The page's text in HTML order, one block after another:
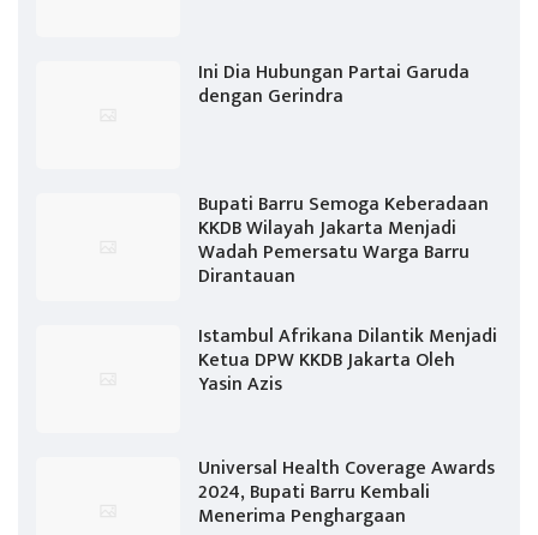
Ini Dia Hubungan Partai Garuda
dengan Gerindra
Bupati Barru Semoga Keberadaan
KKDB Wilayah Jakarta Menjadi
Wadah Pemersatu Warga Barru
Dirantauan
Istambul Afrikana Dilantik Menjadi
Ketua DPW KKDB Jakarta Oleh
Yasin Azis
Universal Health Coverage Awards
2024, Bupati Barru Kembali
Menerima Penghargaan